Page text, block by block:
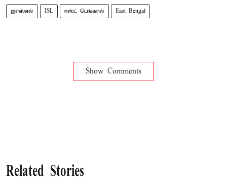
ஐஎஸ்எல் ISL ஈஸ்ட் பெங்கால் East Bengal
Show Comments
Related Stories